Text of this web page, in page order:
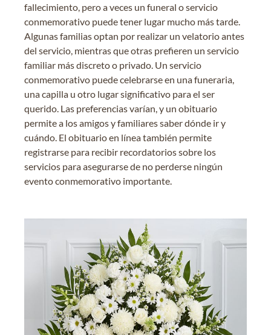
fallecimiento, pero a veces un funeral o servicio
conmemorativo puede tener lugar mucho más tarde.
Algunas familias optan por realizar un velatorio antes
del servicio, mientras que otras prefieren un servicio
familiar más discreto o privado. Un servicio
conmemorativo puede celebrarse en una funeraria,
una capilla u otro lugar significativo para el ser
querido. Las preferencias varían, y un obituario
permite a los amigos y familiares saber dónde ir y
cuándo. El obituario en línea también permite
registrarse para recibir recordatorios sobre los
servicios para asegurarse de no perderse ningún
evento conmemorativo importante.